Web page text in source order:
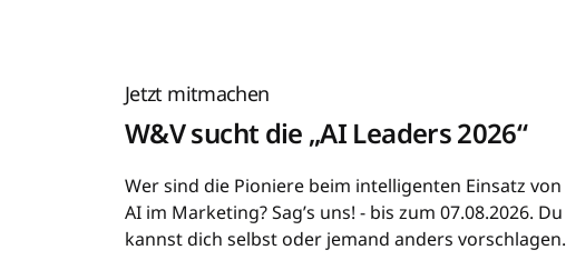
Jetzt mitmachen
W&V sucht die „AI Leaders 2026“
Wer sind die Pioniere beim intelligenten Einsatz von
AI im Marketing? Sag’s uns! - bis zum 07.08.2026. Du
kannst dich selbst oder jemand anders vorschlagen.